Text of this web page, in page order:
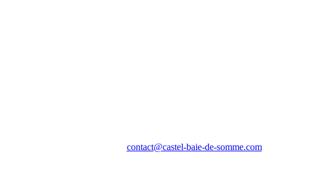
contact@castel-baie-de-somme.com